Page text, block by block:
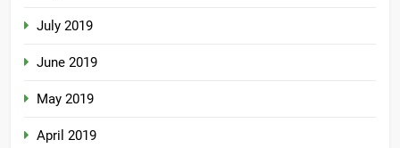
July 2019
June 2019
May 2019
April 2019